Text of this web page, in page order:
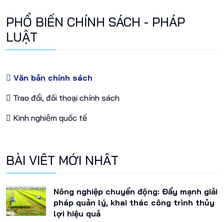
PHỔ BIẾN CHÍNH SÁCH - PHÁP
LUẬT
Văn bản chính sách
Trao đổi, đối thoại chính sách
Kinh nghiệm quốc tế
BÀI VIẾT MỚI NHẤT
Nông nghiệp chuyển động: Đẩy mạnh giải
pháp quản lý, khai thác công trình thủy
lợi hiệu quả